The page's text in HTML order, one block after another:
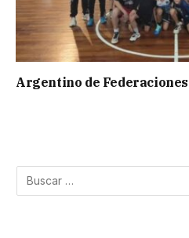
Argentino de